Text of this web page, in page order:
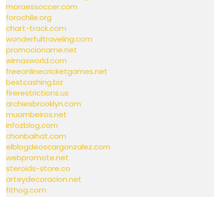
moraessoccer.com
forochile.org
chart-track.com
wonderfultraveling.com
promocioname.net
wimaxworld.com
freeonlinecricketgames.net
bestcashing.biz
firerestrictions.us
archiesbrooklyn.com
muambeiros.net
infozblog.com
chonbaihat.com
elblogdeoscargonzalez.com
webpromote.net
steroids-store.co
arteydecoracion.net
fithog.com